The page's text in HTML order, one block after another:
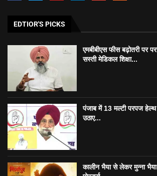
EDTIOR'S PICKS
एमबीबीएस फीस बढ़ोतरी पर
सस्ती मेडिकल शिक्षा...
पंजाब में 13 मल्टी परपज हेल्थ
उठाए...
कालीन भैया से लेकर मुन्ना